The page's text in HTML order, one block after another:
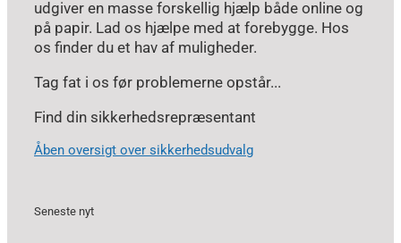
udgiver en masse forskellig hjælp både online og
på papir. Lad os hjælpe med at forebygge. Hos
os finder du et hav af muligheder.
Tag fat i os før problemerne opstår...
Find din sikkerhedsrepræsentant
Åben oversigt over sikkerhedsudvalg
Seneste nyt